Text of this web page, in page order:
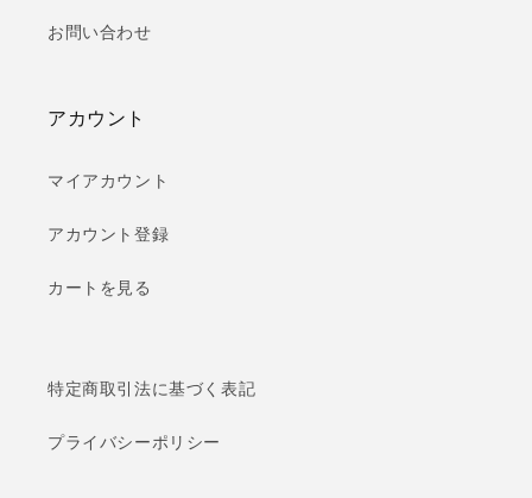
お問い合わせ
アカウント
マイアカウント
アカウント登録
カートを見る
特定商取引法に基づく表記
プライバシーポリシー